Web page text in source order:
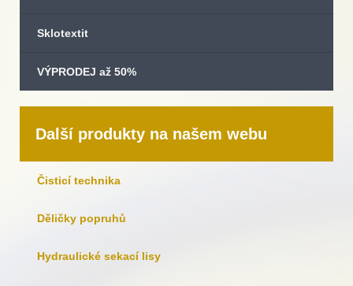
Sklotextit
VÝPRODEJ až 50%
Další produkty na našem webu
Čisticí technika
Děličky popruhů
Hydraulické sekací lisy